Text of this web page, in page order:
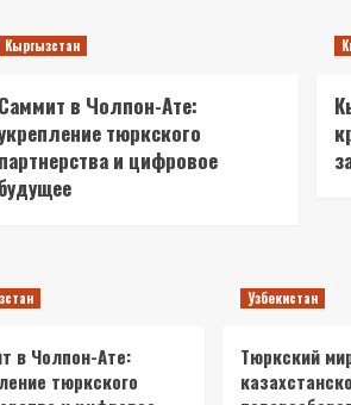
Кыргызстан
Саммит в Чолпон-Ате:
тюркского
партнерства и цифровое
будущее
в Чолпон-Ате:
тюркского
Узбекистан
Тюркский